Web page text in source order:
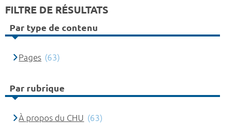
FILTRE DE RÉSULTATS
Par type de contenu
Pages (63)
Par rubrique
À propos du CHU (63)